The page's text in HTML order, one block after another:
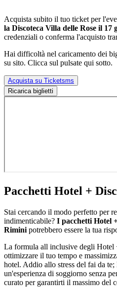
Acquista subito il tuo ticket per
la Discoteca Villa delle Rose il 17
credenziali o conferma l'acquisto
Hai difficoltà nel caricamento dei
su sito. Clicca sul pulsate qui sotto.
Acquista su Ticketsms
Ricarica biglietti
Pacchetti Hotel +
Stai cercando il modo perfetto per
indimenticabile? I pacchetti Hotel
Rimini potrebbero essere la tua
La formula all inclusive degli Hotel
ottimizzare il tuo tempo e
hotel. Addio allo stress del fai da te;
un'esperienza di soggiorno senza
curato per garantirti il massimo del